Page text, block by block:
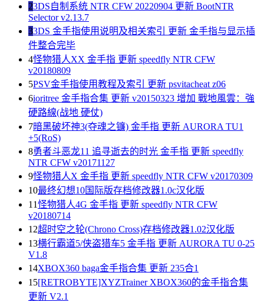
23DS自制系统 NTR CFW 20220904 更新 BootNTR
Selector v2.13.7
33DS 金手指使用说明及相关索引 更新 金手指与显示插
件整合完毕
4怪物猎人XX 金手指 更新 speedfly NTR CFW
v20180809
5PSV金手指使用教程及索引 更新 psvitacheat z06
6ioritree 金手指合集 更新 v20150323 增加 戰地風雲：強
硬路線(战地 硬仗)
7暗黑破坏神3(夺魂之镰) 金手指 更新 AURORA TU1
+5(RoS)
8勇者斗恶龙11 追寻逝去的时光 金手指 更新 speedfly
NTR CFW v20171127
9怪物猎人X 金手指 更新 speedfly NTR CFW v20170309
10最终幻想10国际版存档修改器1.0c汉化版
11怪物猎人4G 金手指 更新 speedfly NTR CFW
v20180714
12超时空之轮(Chrono Cross)存档修改器1.02汉化版
13横行霸道5/侠盗猎车5 金手指 更新 AURORA TU 0-25
V1.8
14XBOX360 baga金手指合集 更新 235合1
15[RETROBYTE]XYZTrainer XBOX360的金手指合集
更新 V2.1